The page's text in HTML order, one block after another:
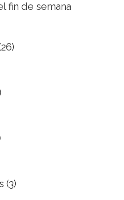
fin de semana
(3)